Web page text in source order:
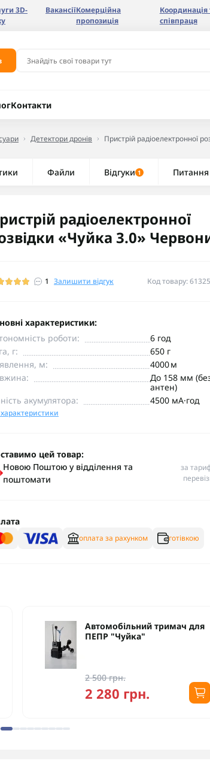
3D-
ВакансіїКомерційна
пропозиція
Координація
співпраця
Контакти
Детектори дронів Пристрій радіоелектронної
Файли Відгуки 1 Питання
радіоелектронної
«Чуйка 3.0»
1 Залишити відгук Код товару:
характеристики:
роботи:
6 год
г:
650 г
м:
4000 м
До 158 мм
антен)
акумулятора:
4500 мА·год
характеристики
цей товар:
Новою Поштою у відділення та
поштомати
за
оплата за рахунком готівкою
Автомобільний тримач для
ПЕПР "Чуйка"
2 500 грн.
2 280 грн.